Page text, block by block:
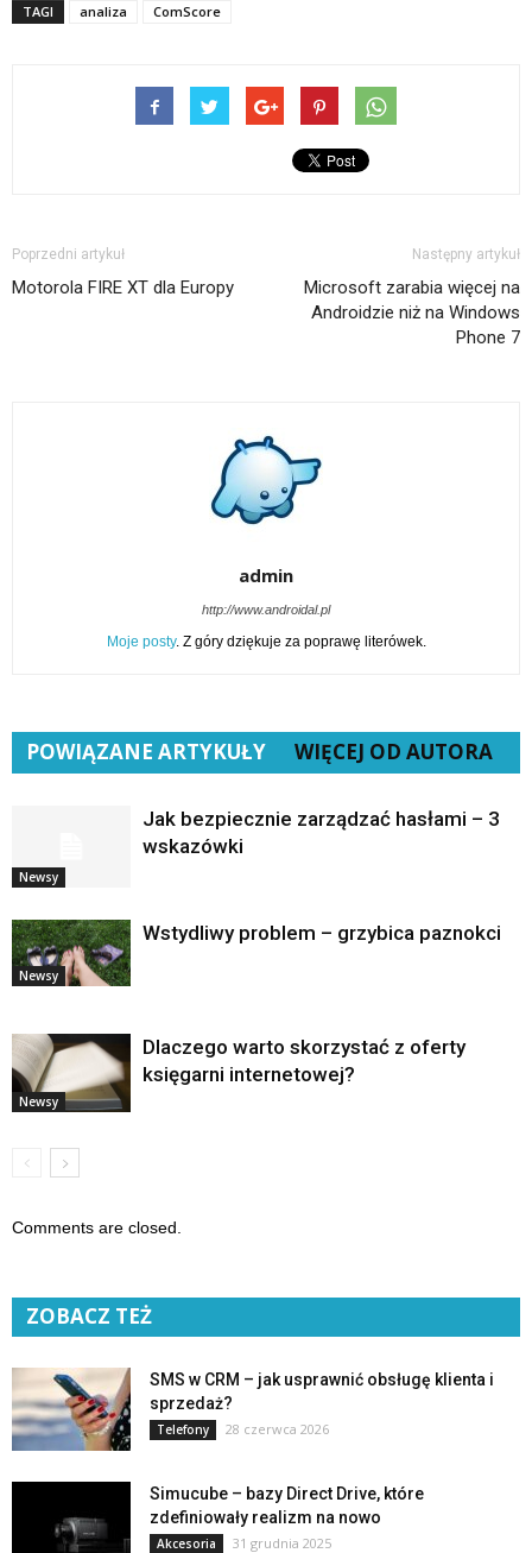
TAGI analiza ComScore
Poprzedni artykuł
Motorola FIRE XT dla Europy
Następny artykuł
Microsoft zarabia więcej na
Androidzie niż na Windows
Phone 7
admin
http://www.androidal.pl
Moje posty. Z góry dziękuje za poprawę literówek.
POWIĄZANE ARTYKUŁY WIĘCEJ OD AUTORA
Newsy
Jak bezpiecznie zarządzać hasłami – 3
wskazówki
Newsy
Wstydliwy problem – grzybica paznokci
Newsy
Dlaczego warto skorzystać z oferty
księgarni internetowej?
Comments are closed.
ZOBACZ TEŻ
SMS w CRM – jak usprawnić obsługę klienta i
sprzedaż?
Telefony 28 czerwca 2026
Simucube – bazy Direct Drive, które
zdefiniowały realizm na nowo
Akcesoria 31 grudnia 2025